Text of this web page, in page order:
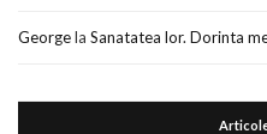
Georgela Sanatatea lor. Dorinta